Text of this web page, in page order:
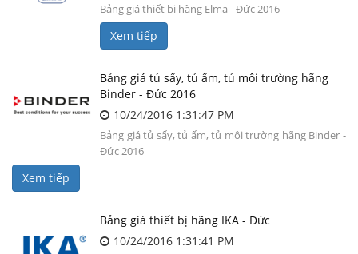
Bảng giá thiết bị hãng Elma - Đức 2016
Xem tiếp
Bảng giá tủ sấy, tủ ấm, tủ môi trường hãng
Binder - Đức 2016
10/24/2016 1:31:47 PM
Bảng giá tủ sấy, tủ ấm, tủ môi trường hãng Binder -
Đức 2016
Xem tiếp
Bảng giá thiết bị hãng IKA - Đức
10/24/2016 1:31:41 PM